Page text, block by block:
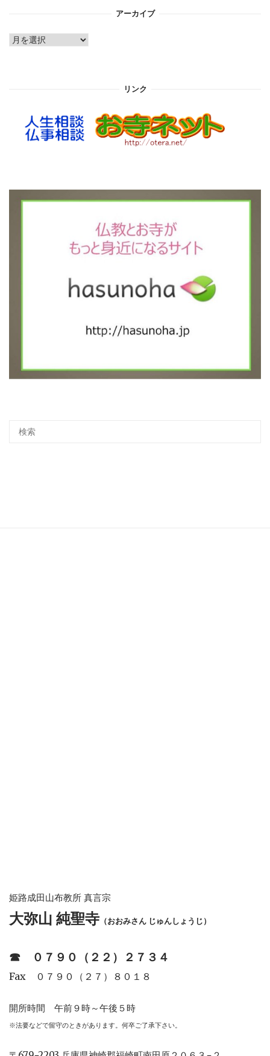
アーカイブ
ア
リンク
姫路成田山布教所 真言宗
大弥山 純聖寺 （おおみさん じゅんしょうじ）
☎︎ ０７９０（２２）２７３４
Fax ０７９０（２７）８０１８
開所時間 午前９時～午後５時
※法要などで留守のときがあります。何卒ご了承下さい。